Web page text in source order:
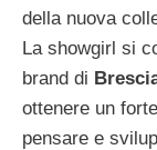
della nuova
La showgirl si
brand di
ottenere un
pensare e